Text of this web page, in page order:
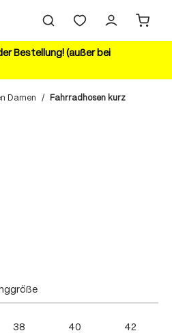
Bestellung! (außer bei
Damen / Fahrradhosen kurz
38 40 42